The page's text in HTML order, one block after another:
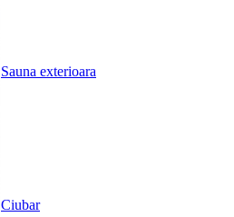
Sauna exterioara
Ciubar